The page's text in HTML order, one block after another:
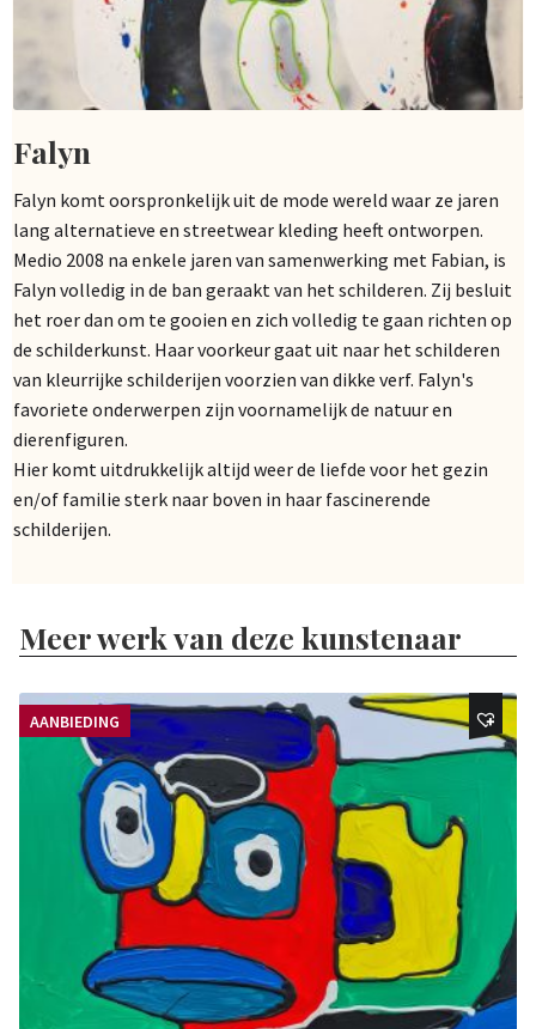
Falyn
Falyn komt oorspronkelijk uit de mode wereld waar ze jaren
lang alternatieve en streetwear kleding heeft ontworpen.
Medio 2008 na enkele jaren van samenwerking met Fabian, is
Falyn volledig in de ban geraakt van het schilderen. Zij besluit
het roer dan om te gooien en zich volledig te gaan richten op
de schilderkunst. Haar voorkeur gaat uit naar het schilderen
van kleurrijke schilderijen voorzien van dikke verf. Falyn's
favoriete onderwerpen zijn voornamelijk de natuur en
dierenfiguren.
Hier komt uitdrukkelijk altijd weer de liefde voor het gezin
en/of familie sterk naar boven in haar fascinerende
schilderijen.
Meer werk van deze kunstenaar
AANBIEDING